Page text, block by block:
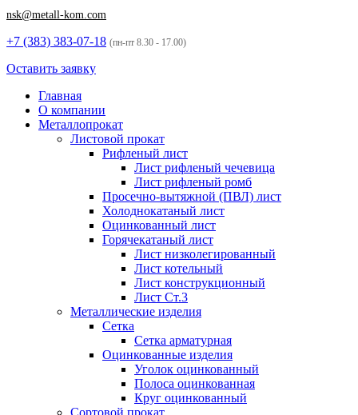
nsk@metall-kom.com
+7 (383) 383-07-18 (пн-пт 8.30 - 17.00)
Оставить заявку
Главная
О компании
Металлопрокат
Листовой прокат
Рифленый лист
Лист рифленый чечевица
Лист рифленый ромб
Просечно-вытяжной (ПВЛ) лист
Холоднокатаный лист
Оцинкованный лист
Горячекатаный лист
Лист низколегированный
Лист котельный
Лист конструкционный
Лист Ст.3
Металлические изделия
Сетка
Сетка арматурная
Оцинкованные изделия
Уголок оцинкованный
Полоса оцинкованная
Круг оцинкованный
Сортовой прокат